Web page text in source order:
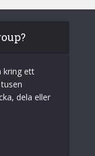
kring ett
dela eller